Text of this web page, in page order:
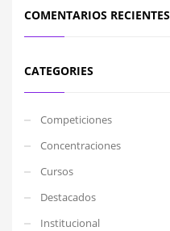
COMENTARIOS RECIENTES
CATEGORIES
Competiciones
Concentraciones
Cursos
Destacados
Institucional